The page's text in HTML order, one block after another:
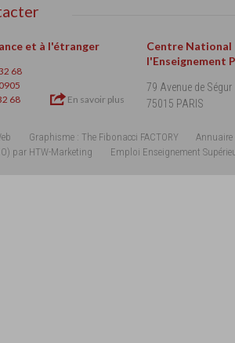
et à l'étranger
68
68
En savoir plus
Centre National
l'Enseignement
79 Avenue de Ségur
75015 PARIS
Graphisme : The Fibonacci FACTORY
Annuaire
par HTW-Marketing
Emploi Enseignement